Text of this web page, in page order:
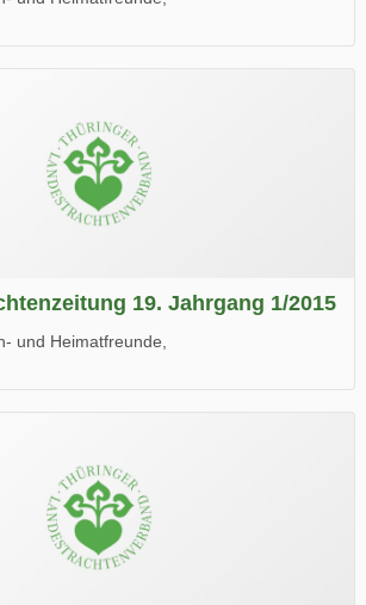
Spaß beim Lesen.
19. Jahrgang 1/2015
und Heimatfreunde,
Spaß beim Lesen.